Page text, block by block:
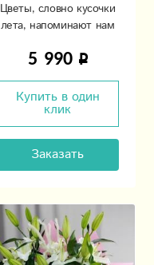
Цветы, словно кусочки
лета, напоминают нам
5 990
Купить в один
клик
Заказать